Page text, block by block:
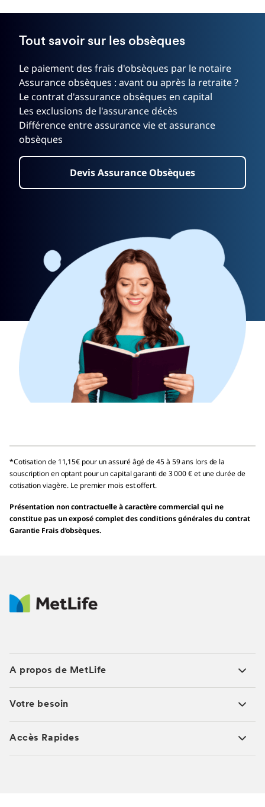
Tout savoir sur les obsèques
Le paiement des frais d'obsèques par le notaire
Assurance obsèques : avant ou après la retraite ?
Le contrat d'assurance obsèques en capital
Les exclusions de l'assurance décès
Différence entre assurance vie et assurance
obsèques
Devis Assurance Obsèques
*Cotisation de 11,15€ pour un assuré âgé de 45 à 59 ans lors de la
souscription en optant pour un capital garanti de 3 000 € et une durée de
cotisation viagère. Le premier mois est offert.
Présentation non contractuelle à caractère commercial qui ne
constitue pas un exposé complet des conditions générales du contrat
Garantie Frais d’obsèques.
A propos de MetLife
Votre besoin
Accès Rapides